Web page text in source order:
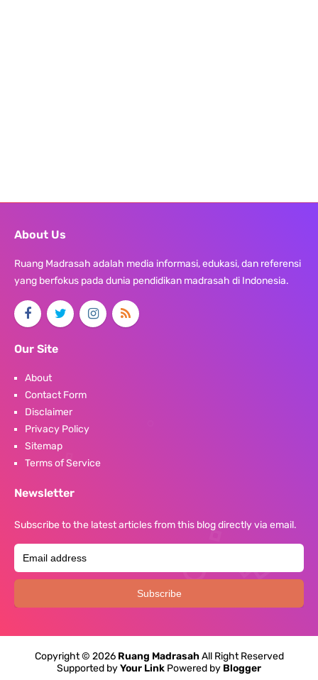
About Us
Ruang Madrasah adalah media informasi, edukasi, dan referensi
yang berfokus pada dunia pendidikan madrasah di Indonesia.
Our Site
About
Contact Form
Disclaimer
Privacy Policy
Sitemap
Terms of Service
Newsletter
Subscribe to the latest articles from this blog directly via email.
Copyright © 2026 Ruang MadrasahAll Right Reserved
Supported byYour Link Powered by Blogger